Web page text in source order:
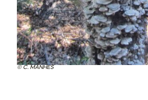
C. MANHES